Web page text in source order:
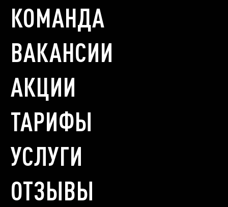
КОМАНДА
ВАКАНСИИ
АКЦИИ
ТАРИФЫ
УСЛУГИ
ОТЗЫВЫ